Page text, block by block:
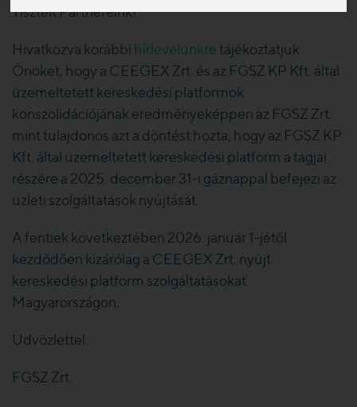
Tisztelt Partnereink!
Hivatkozva korábbi hírlevelünkretájékoztatjuk
Önöket, hogy a CEEGEX Zrt. és az FGSZ KP Kft. által
üzemeltetett kereskedési platformok
konszolidációjának eredményeképpen az FGSZ Zrt.
mint tulajdonos azt a döntést hozta, hogy az FGSZ KP
Kft. által üzemeltetett kereskedési platform a tagjai
részére a 2025. december 31-i gáznappal befejezi az
üzleti szolgáltatások nyújtását.
A fentiek következtében 2026. január 1-jétől
kezdődően kizárólag a CEEGEX Zrt. nyújt
kereskedési platform szolgáltatásokat
Magyarországon
Üdvözlettel:
FGSZ Zrt.